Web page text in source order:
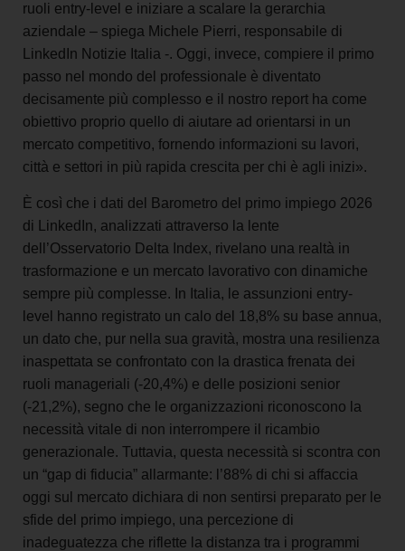
ruoli entry-level e iniziare a scalare la gerarchia
aziendale – spiega Michele Pierri, responsabile di
LinkedIn Notizie Italia -. Oggi, invece, compiere il primo
passo nel mondo del professionale è diventato
decisamente più complesso e il nostro report ha come
obiettivo proprio quello di aiutare ad orientarsi in un
mercato competitivo, fornendo informazioni su lavori,
città e settori in più rapida crescita per chi è agli inizi».
È così che i dati del Barometro del primo impiego 2026
di LinkedIn, analizzati attraverso la lente
dell’Osservatorio Delta Index, rivelano una realtà in
trasformazione e un mercato lavorativo con dinamiche
sempre più complesse. In Italia, le assunzioni entry-
level hanno registrato un calo del 18,8% su base annua,
un dato che, pur nella sua gravità, mostra una resilienza
inaspettata se confrontato con la drastica frenata dei
ruoli manageriali (-20,4%) e delle posizioni senior
(-21,2%), segno che le organizzazioni riconoscono la
necessità vitale di non interrompere il ricambio
generazionale. Tuttavia, questa necessità si scontra con
un “gap di fiducia” allarmante: l’88% di chi si affaccia
oggi sul mercato dichiara di non sentirsi preparato per le
sfide del primo impiego, una percezione di
inadeguatezza che riflette la distanza tra i programmi